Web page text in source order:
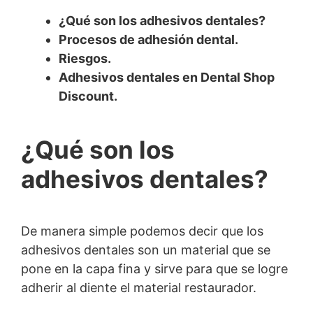
¿Qué son los adhesivos dentales?
Procesos de adhesión dental.
Riesgos.
Adhesivos dentales en Dental Shop
Discount.
¿Qué son los
adhesivos dentales?
De manera simple podemos decir que los
adhesivos dentales son un material que se
pone en la capa fina y sirve para que se logre
adherir al diente el material restaurador.